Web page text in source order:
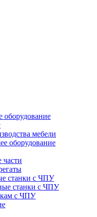
оборудование
мебели
оборудование
части
станки с ЧПУ
станки с ЧПУ
с ЧПУ